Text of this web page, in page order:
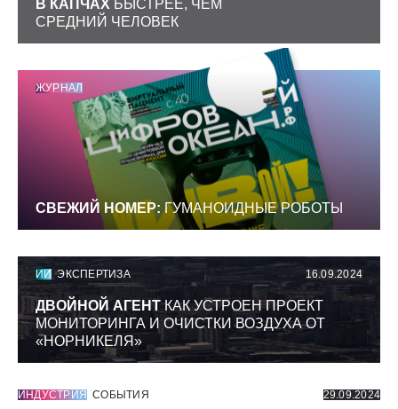
В КАПЧАХ БЫСТРЕЕ, ЧЕМ
СРЕДНИЙ ЧЕЛОВЕК
ЖУРНАЛ
СВЕЖИЙ НОМЕР: ГУМАНОИДНЫЕ РОБОТЫ
ИИ ЭКСПЕРТИЗА 16.09.2024
ДВОЙНОЙ АГЕНТКАК УСТРОЕН ПРОЕКТ
МОНИТОРИНГА И ОЧИСТКИ ВОЗДУХА ОТ
«НОРНИКЕЛЯ»
ИНДУСТРИЯ СОБЫТИЯ 29.09.2024